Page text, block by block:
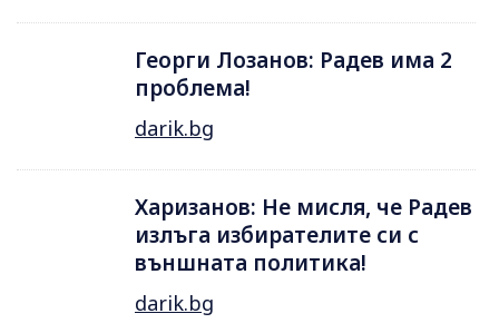
Георги Лозанов: Радев има 2
проблема!
darik.bg
Харизанов: Не мисля, че Радев
излъга избирателите си с
външната политика!
darik.bg